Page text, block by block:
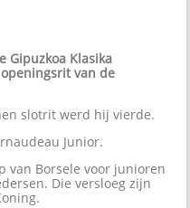
Gipuzkoa Klasika
van de
slotrit werd hij vierde.
Junior.
van Borsele voor junioren
Die versloeg zijn